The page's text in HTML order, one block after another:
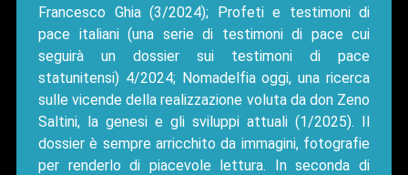
Francesco Ghia (3/2024); Profeti e testimoni di
pace italiani (una serie di testimoni di pace cui
seguirà un dossier sui testimoni di pace
statunitensi) 4/2024; Nomadelfia oggi, una ricerca
sulle vicende della realizzazione voluta da don Zeno
Saltini, la genesi e gli sviluppi attuali (1/2025). Il
dossier è sempre arricchito da immagini, fotografie
per renderlo di piacevole lettura. In seconda di